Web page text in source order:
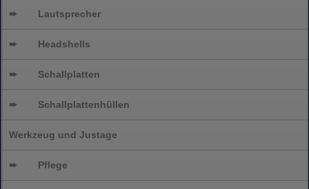
➨ Lautsprecher
➨ Headshells
➨ Schallplatten
➨ Schallplattenhüllen
Werkzeug und Justage
➨ Pflege